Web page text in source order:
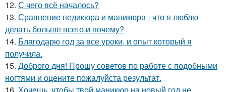
12. С чего всё началось?
13. Сравнение педикюра и маникюра - что я люблю
делать больше всего и почему?
14. Благодарю год за все уроки, и опыт который я
получила.
15. Доброго дня! Прошу советов по работе с подобными
ногтями и оцените пожалуйста результат.